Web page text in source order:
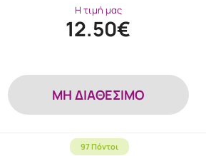
Η τιμή μας
12.50€
MH ΔΙΑΘΕΣΙΜΟ
97 Πόντοι